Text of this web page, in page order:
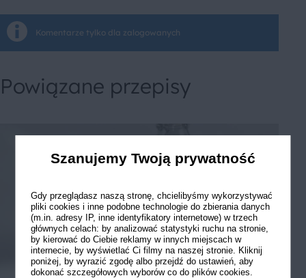
Komentarze tylko dla zalogowanych
Powiązane przepisy
Szanujemy Twoją prywatność
Gdy przeglądasz naszą stronę, chcielibyśmy wykorzystywać
pliki cookies i inne podobne technologie do zbierania danych
(m.in. adresy IP, inne identyfikatory internetowe) w trzech
głównych celach: by analizować statystyki ruchu na stronie,
by kierować do Ciebie reklamy w innych miejscach w
internecie, by wyświetlać Ci filmy na naszej stronie. Kliknij
poniżej, by wyrazić zgodę albo przejdź do ustawień, aby
dokonać szczegółowych wyborów co do plików cookies.